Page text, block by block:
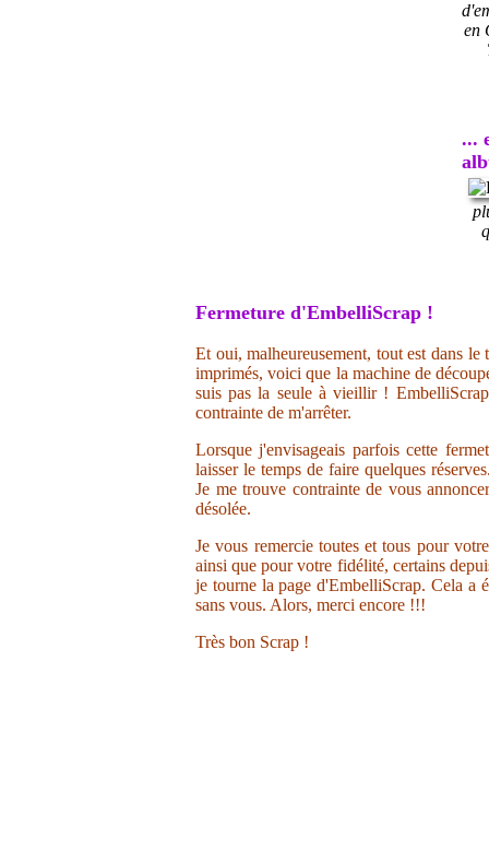
en
...
Fermeture d'EmbelliScrap !
Et oui, malheureusement, tout est dans
imprimés, voici que la machine de
suis pas la seule à vieillir !
contrainte de m'arrêter.
Lorsque j'envisageais parfois cette
laisser le temps de faire quelques
Je me trouve contrainte de vous
désolée.
Je vous remercie toutes et tous pour
ainsi que pour votre fidélité, certains
je tourne la page d'EmbelliScrap. Cela a
sans vous. Alors, merci encore !!!
Très bon Scrap !